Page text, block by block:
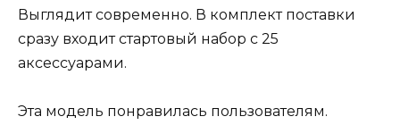
Выглядит современно. В комплект поставки
сразу входит стартовый набор с 25
аксессуарами.
Эта модель понравилась пользователям.